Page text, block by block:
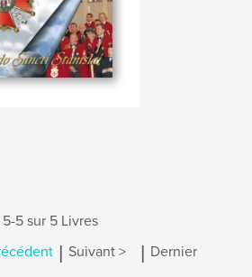
5-5 sur 5 Livres
| Suivant > | Dernier